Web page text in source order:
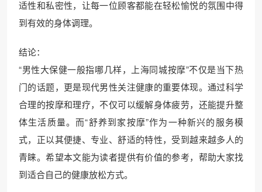
适性和私密性，让每一位顾客都能在轻松愉悦的氛围中得
到有效的身体调理。
结论：
“男性大保健一般指哪几样，上海同城按摩”不仅是当下热
门的话题，更是现代男性关注健康的重要体现。通过科学
合理的按摩和理疗，不仅可以缓解身体疲劳，还能提升整
体生活质量。而“舒养到家按摩”作为一种新兴的服务模
式，正以其便捷、专业、舒适的特性，受到越来越多人的
青睐。希望本文能为读者提供有价值的参考，帮助大家找
到适合自己的健康放松方式。